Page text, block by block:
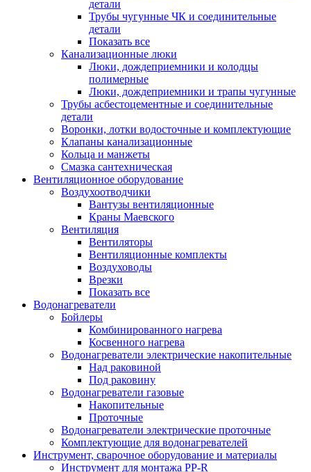
детали
Трубы чугунные ЧК и соединительные
детали
Показать все
Канализационные люки
Люки, дождеприемники и колодцы
полимерные
Люки, дождеприемники и трапы чугунные
Трубы асбестоцементные и соединительные
детали
Воронки, лотки водосточные и комплектующие
Клапаны канализационные
Кольца и манжеты
Смазка сантехническая
Вентиляционное оборудование
Воздухоотводчики
Вантузы вентиляционные
Краны Маевского
Вентиляция
Вентиляторы
Вентиляционные комплекты
Воздуховоды
Врезки
Показать все
Водонагреватели
Бойлеры
Комбинированного нагрева
Косвенного нагрева
Водонагреватели электрические накопительные
Над раковиной
Под раковину
Водонагреватели газовые
Накопительные
Проточные
Водонагреватели электрические проточные
Комплектующие для водонагревателей
Инструмент, сварочное оборудование и материалы
Инструмент для монтажа PP-R